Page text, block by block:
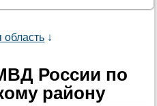
область ↓
России по
району